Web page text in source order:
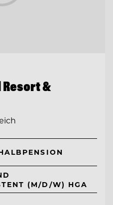
&
(M/D/W) HGA